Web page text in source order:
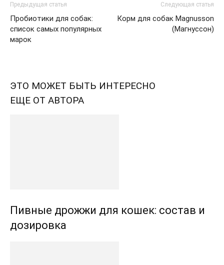
Предыдущая статья
Пробиотики для собак:
список самых популярных
марок
Следующая статья
Корм для собак Magnusson
(Магнуссон)
ЭТО МОЖЕТ БЫТЬ ИНТЕРЕСНО
ЕЩЕ ОТ АВТОРА
Пивные дрожжи для кошек: состав и
дозировка